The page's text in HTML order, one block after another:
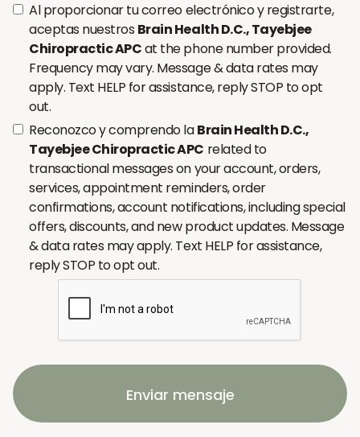
Al proporcionar tu correo electrónico y registrarte,
aceptas nuestros Brain Health D.C., Tayebjee
Chiropractic APCat the phone number provided.
Frequency may vary. Message & data rates may
apply. Text HELP for assistance, reply STOP to opt
out.
Reconozco y comprendo laBrain Health D.C.,
Tayebjee Chiropractic APC related to
transactional messages on your account, orders,
services, appointment reminders, order
confirmations, account notifications, including special
offers, discounts, and new product updates. Message
& data rates may apply. Text HELP for assistance,
reply STOP to opt out.
Enviar mensaje